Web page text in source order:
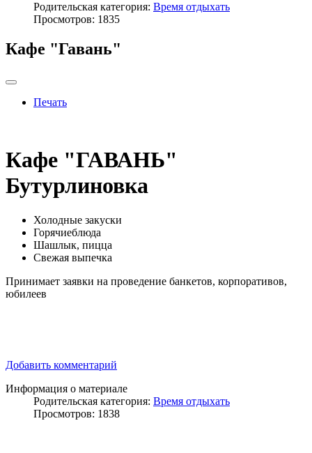
Родительская категория: Время отдыхать
Просмотров: 1835
Кафе "Гавань"
Печать
Кафе "ГАВАНЬ"
Бутурлиновка
Холодные закуски
Горячиеблюда
Шашлык, пицца
Свежая выпечка
Принимает заявки на проведение банкетов, корпоративов,
юбилеев
Добавить комментарий
Информация о материале
Родительская категория: Время отдыхать
Просмотров: 1838